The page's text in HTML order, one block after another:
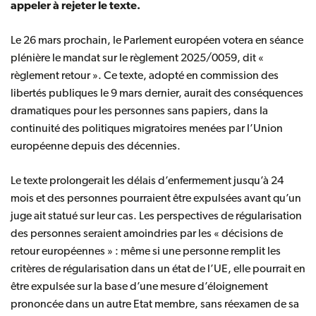
appeler à rejeter le texte.
Le 26 mars prochain, le Parlement européen votera en séance
plénière le mandat sur le règlement 2025/0059, dit «
règlement retour ». Ce texte, adopté en commission des
libertés publiques le 9 mars dernier, aurait des conséquences
dramatiques pour les personnes sans papiers, dans la
continuité des politiques migratoires menées par l’Union
européenne depuis des décennies.
Le texte prolongerait les délais d’enfermement jusqu’à 24
mois et des personnes pourraient être expulsées avant qu’un
juge ait statué sur leur cas. Les perspectives de régularisation
des personnes seraient amoindries par les « décisions de
retour européennes » : même si une personne remplit les
critères de régularisation dans un état de l’UE, elle pourrait en
être expulsée sur la base d’une mesure d’éloignement
prononcée dans un autre Etat membre, sans réexamen de sa